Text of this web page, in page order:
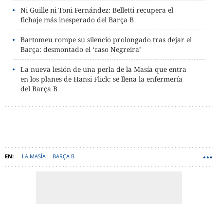
Ni Guille ni Toni Fernández: Belletti recupera el
fichaje más inesperado del Barça B
Bartomeu rompe su silencio prolongado tras dejar el
Barça: desmontado el ‘caso Negreira’
La nueva lesión de una perla de la Masía que entra
en los planes de Hansi Flick: se llena la enfermería
del Barça B
LA MASÍA BARÇA B